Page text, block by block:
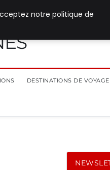
DESTINATIONS DE VOYAGE
notre politique de